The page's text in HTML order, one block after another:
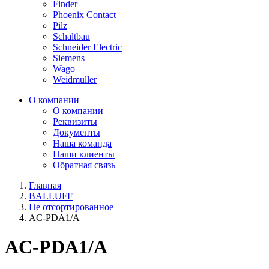
Finder
Phoenix Contact
Pilz
Schaltbau
Schneider Electric
Siemens
Wago
Weidmuller
О компании
О компании
Реквизиты
Документы
Наша команда
Наши клиенты
Обратная связь
Главная
BALLUFF
Не отсортированное
AC-PDA1/A
AC-PDA1/A